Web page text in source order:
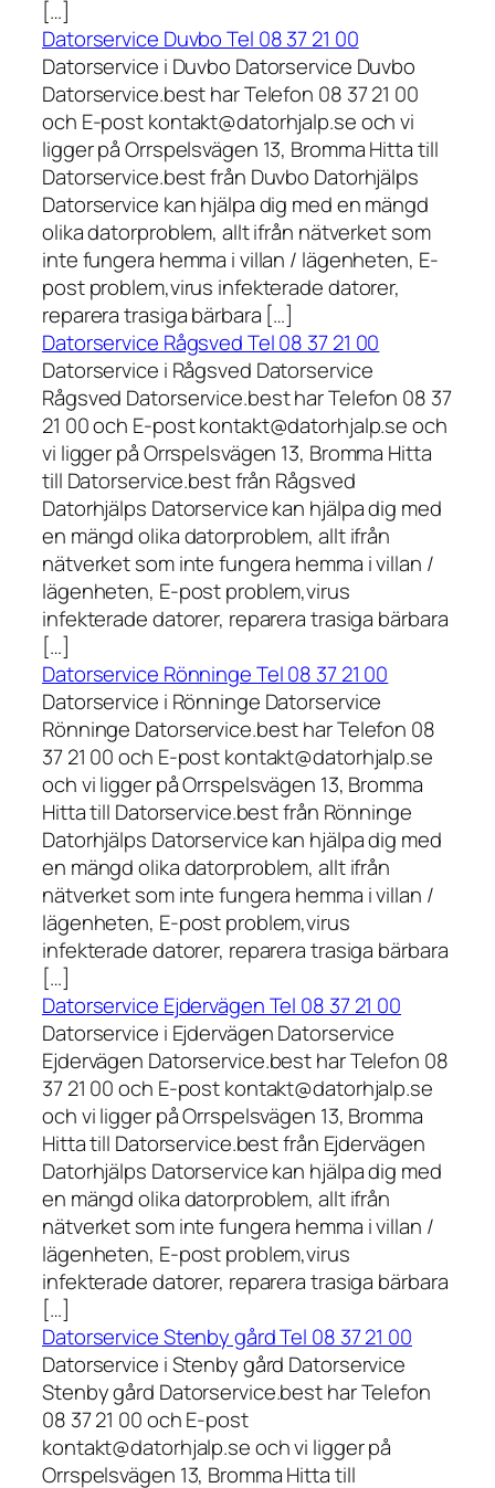
[…]
Datorservice Duvbo Tel 08 37 21 00
Datorservice i Duvbo Datorservice Duvbo
Datorservice.best har Telefon 08 37 21 00
och E-post kontakt@datorhjalp.se och vi
ligger på Orrspelsvägen 13, Bromma Hitta till
Datorservice.best från Duvbo Datorhjälps
Datorservice kan hjälpa dig med en mängd
olika datorproblem, allt ifrån nätverket som
inte fungera hemma i villan / lägenheten, E-
post problem,virus infekterade datorer,
reparera trasiga bärbara […]
Datorservice Rågsved Tel 08 37 21 00
Datorservice i Rågsved Datorservice
Rågsved Datorservice.best har Telefon 08 37
21 00 och E-post kontakt@datorhjalp.se och
vi ligger på Orrspelsvägen 13, Bromma Hitta
till Datorservice.best från Rågsved
Datorhjälps Datorservice kan hjälpa dig med
en mängd olika datorproblem, allt ifrån
nätverket som inte fungera hemma i villan /
lägenheten, E-post problem,virus
infekterade datorer, reparera trasiga bärbara
[…]
Datorservice Rönninge Tel 08 37 21 00
Datorservice i Rönninge Datorservice
Rönninge Datorservice.best har Telefon 08
37 21 00 och E-post kontakt@datorhjalp.se
och vi ligger på Orrspelsvägen 13, Bromma
Hitta till Datorservice.best från Rönninge
Datorhjälps Datorservice kan hjälpa dig med
en mängd olika datorproblem, allt ifrån
nätverket som inte fungera hemma i villan /
lägenheten, E-post problem,virus
infekterade datorer, reparera trasiga bärbara
[…]
Datorservice Ejdervägen Tel 08 37 21 00
Datorservice i Ejdervägen Datorservice
Ejdervägen Datorservice.best har Telefon 08
37 21 00 och E-post kontakt@datorhjalp.se
och vi ligger på Orrspelsvägen 13, Bromma
Hitta till Datorservice.best från Ejdervägen
Datorhjälps Datorservice kan hjälpa dig med
en mängd olika datorproblem, allt ifrån
nätverket som inte fungera hemma i villan /
lägenheten, E-post problem,virus
infekterade datorer, reparera trasiga bärbara
[…]
Datorservice Stenby gård Tel 08 37 21 00
Datorservice i Stenby gård Datorservice
Stenby gård Datorservice.best har Telefon
08 37 21 00 och E-post
kontakt@datorhjalp.se och vi ligger på
Orrspelsvägen 13, Bromma Hitta till